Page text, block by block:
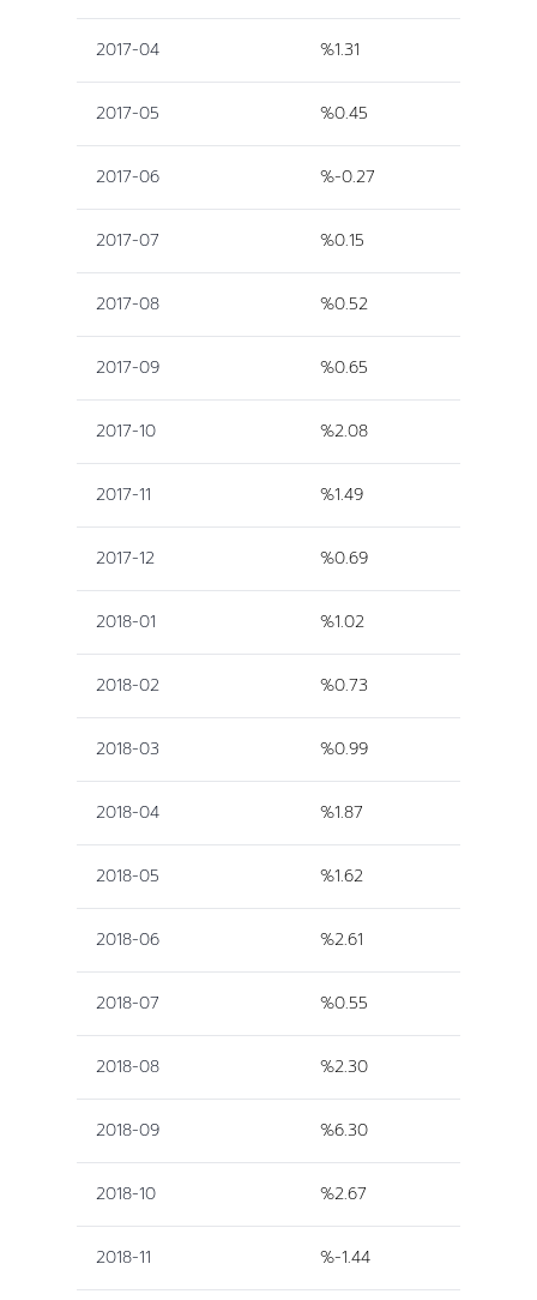
2017-04 %1.31
2017-05 %0.45
2017-06 %-0.27
2017-07 %0.15
2017-08 %0.52
2017-09 %0.65
2017-10 %2.08
2017-11 %1.49
2017-12 %0.69
2018-01 %1.02
2018-02 %0.73
2018-03 %0.99
2018-04 %1.87
2018-05 %1.62
2018-06 %2.61
2018-07 %0.55
2018-08 %2.30
2018-09 %6.30
2018-10 %2.67
2018-11 %-1.44